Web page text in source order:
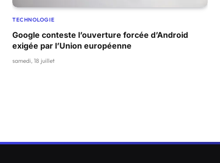
TECHNOLOGIE
Google conteste l’ouverture forcée d’Android
exigée par l’Union européenne
samedi, 18 juillet